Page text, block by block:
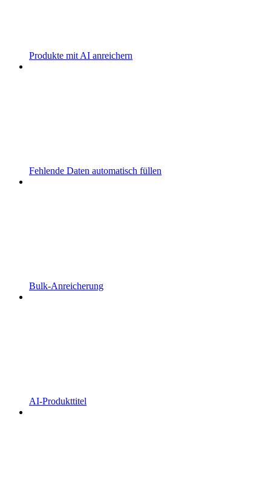
Produkte mit AI anreichern
Fehlende Daten automatisch füllen
Bulk-Anreicherung
AI-Produkttitel